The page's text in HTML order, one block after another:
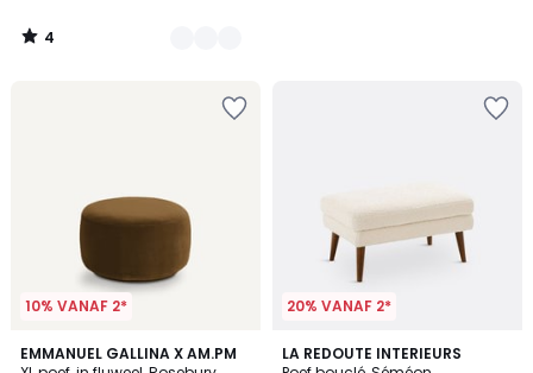
4
/
10% VANAF 2*
EMMANUEL GALLINA X AM.PM
4.7
9
20% VANAF 2*
LA REDOUTE INTERIEURS
4.4